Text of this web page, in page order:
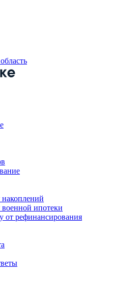
ипотеки
от рефинансирования